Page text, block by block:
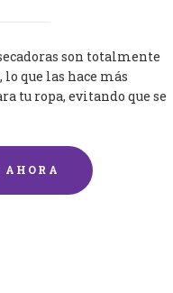
son totalmente
que las hace más
tu ropa, evitando que se
AHORA